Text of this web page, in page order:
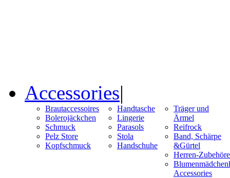
Accessories|
Brautaccessoires
Bolerojäckchen
Schmuck
Pelz Store
Kopfschmuck
Handtasche
Lingerie
Parasols
Stola
Handschuhe
Träger und
Ärmel
Reifrock
Band, Schärpe
&Gürtel
Herren-Zubehöre
Accessories